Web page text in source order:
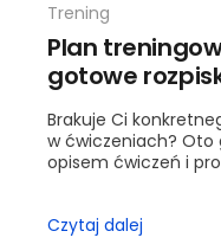
Trening
Plan
gotowe
Brakuje Ci
w ćwiczeniach? Oto
opisem ćwiczeń i
Czytaj dalej